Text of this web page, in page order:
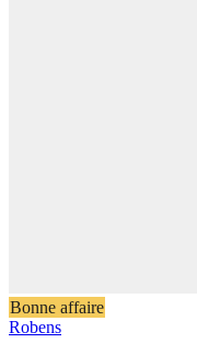
Bonne affaire
Robens